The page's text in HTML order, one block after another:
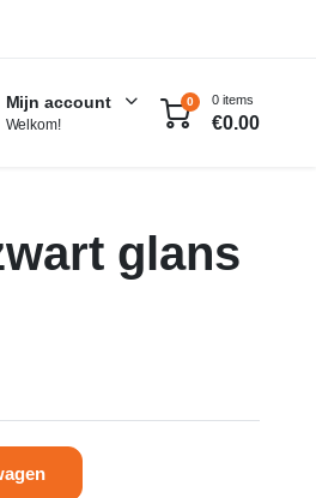
Mijn account
Welkom!
0 0 items
€0.00
glans